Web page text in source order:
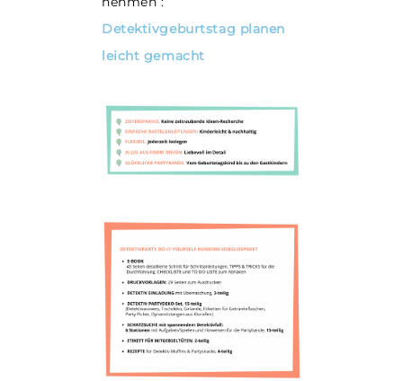
Detektivgeburtstag planen
leicht gemacht